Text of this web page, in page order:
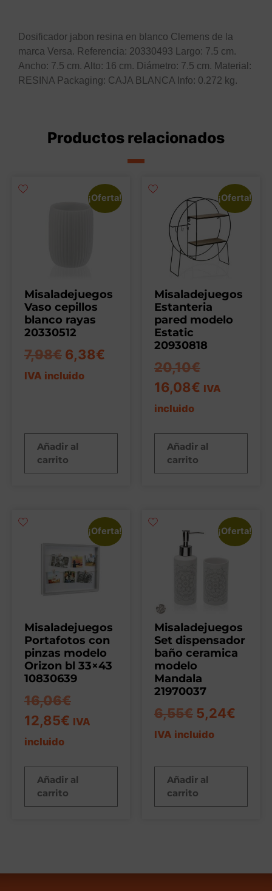
Dosificador jabon resina en blanco Clemens de la
marca Versa. Referencia: 20330493 Largo: 7.5 cm.
Ancho: 7.5 cm. Alto: 16 cm. Diámetro: 7.5 cm. Material:
RESINA Packaging: CAJA BLANCA Info: 0.272 kg.
Productos relacionados
¡Oferta!
Misaladejuegos
Vaso cepillos
blanco rayas
20330512
7,98€ 6,38€
IVA incluido
Añadir al
carrito
¡Oferta!
Misaladejuegos
Estanteria
pared modelo
Estatic
20930818
20,10€
16,08€ IVA
incluido
Añadir al
carrito
¡Oferta!
Misaladejuegos
Portafotos con
pinzas modelo
Orizon bl 33×43
10830639
16,06€
12,85€ IVA
incluido
Añadir al
carrito
¡Oferta!
Misaladejuegos
Set dispensador
baño ceramica
modelo
Mandala
21970037
6,55€ 5,24€
IVA incluido
Añadir al
carrito